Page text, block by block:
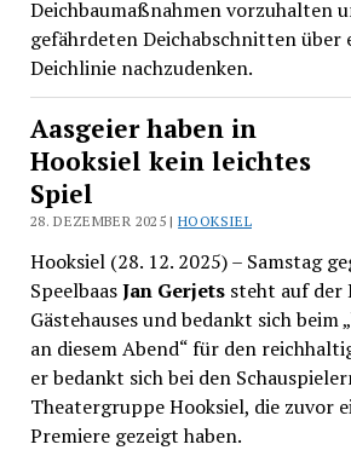
Deichbaumaßnahmen vorzuhalten
gefährdeten Deichabschnitten über
Deichlinie nachzudenken.
Aasgeier haben in
Hooksiel kein leichtes
Spiel
28. DEZEMBER 2025 |HOOKSIEL
Hooksiel (28. 12. 2025) – Samstag
SpeelbaasJan Gerjetssteht auf der
Gästehauses und bedankt sich beim
an diesem Abend“ für den
er bedankt sich bei den
Theatergruppe Hooksiel, die zuvor
Premiere gezeigt haben.